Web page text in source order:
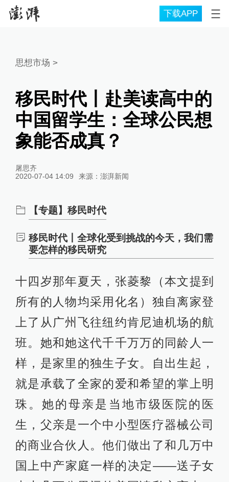
下载APP
思想市场 >
移民时代丨赴美读高中的
中国留学生：全球公民想
象能否成真？
屠思齐
2020-07-04 14:09
来源： 澎湃新闻
【专题】移民时代
移民时代丨全球化受到挑战的今天，我们需
要怎样的移民研究
十四岁那年夏天，张菱黎（本文提到
所有的人物均采用化名）独自离家登
上了从广州飞往纽约肯尼迪机场的航
班。她和她这代千千万万的同龄人一
样，是家里的独生子女。自出生起，
就是承载了全家的爱和希望的掌上明
珠。她的母亲是当地市级医院的医
生，父亲是一个中小型医疗器械公司
的商业合伙人。他们做出了和几万中
国上中产家庭一样的决定——送子女